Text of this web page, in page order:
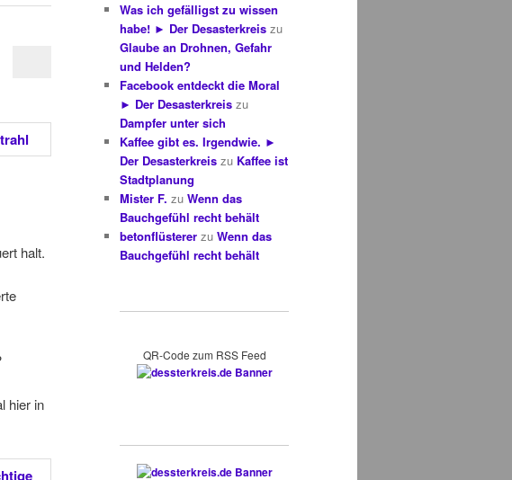
halt.
hier in
Was ich gefälligst zu wissen
habe! ► Der Desasterkreis zu
Glaube an Drohnen, Gefahr
und Helden?
Facebook entdeckt die Moral
► Der Desasterkreis zu
Dampfer unter sich
Kaffee gibt es. Irgendwie. ►
Der Desasterkreis zu Kaffee ist
Stadtplanung
Mister F. zu Wenn das
Bauchgefühl recht behält
betonflüsterer zu Wenn das
Bauchgefühl recht behält
QR-Code zum RSS Feed